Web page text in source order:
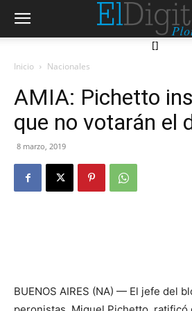
[]
Inicio Nacionales
AMIA: Pichetto
que no votarán el
8 marzo, 2019
BUENOS AIRES (NA) — El jefe del